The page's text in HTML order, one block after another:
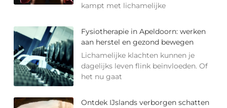
kampt met lichamelijke
Fysiotherapie in Apeldoorn: werken
aan herstel en gezond bewegen
Lichamelijke klachten kunnen je
dagelijks leven flink beïnvloeden. Of
het nu gaat
Ontdek IJslands verborgen schatten